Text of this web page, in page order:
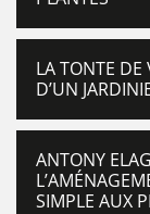
LA TONTE DE
D’UN
ANTONY
SIMPLE AUX